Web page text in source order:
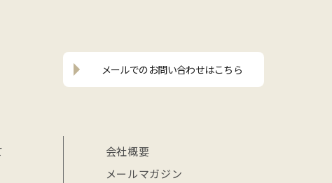
メールでのお問い合わせはこちら
会社概要
メールマガジン